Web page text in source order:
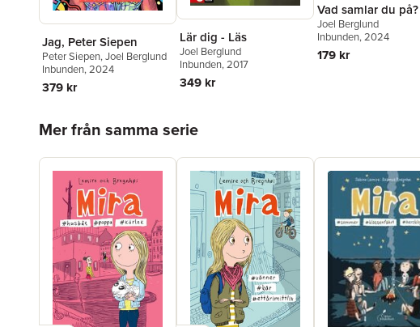
Jag, Peter Siepen
Peter Siepen,Joel Berglund
Inbunden, 2024
379 kr
Lär dig - Läs
Joel Berglund
Inbunden, 2017
349 kr
Vad samlar du på?
Joel Berglund
Inbunden, 2024
179 kr
Mer från samma serie